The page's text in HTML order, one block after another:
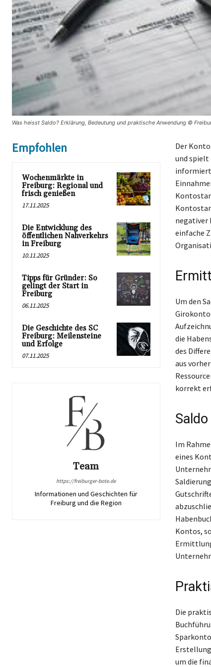
Was heisst Saldo? Erklärung, Bedeutung und praktische Anwendung ©
Empfohlen
Wochenmärkte in
Freiburg: Regional und
frisch genießen
17.11.2025
Die Entwicklung des
öffentlichen Nahverkehrs
in Freiburg
10.11.2025
Tipps für Gründer: So
gelingt der Start in
Freiburg
06.11.2025
Die Geschichte des SC
Freiburg: Meilensteine
und Erfolge
07.11.2025
Team
https://freiburger-bote.de
Informationen und Geschichten für
Freiburg und die Region
Der
und spielt
informiert
negativer
einfache
Um den
die
des
aus
korrekt
Im
eines
Kontos,
Die
um die